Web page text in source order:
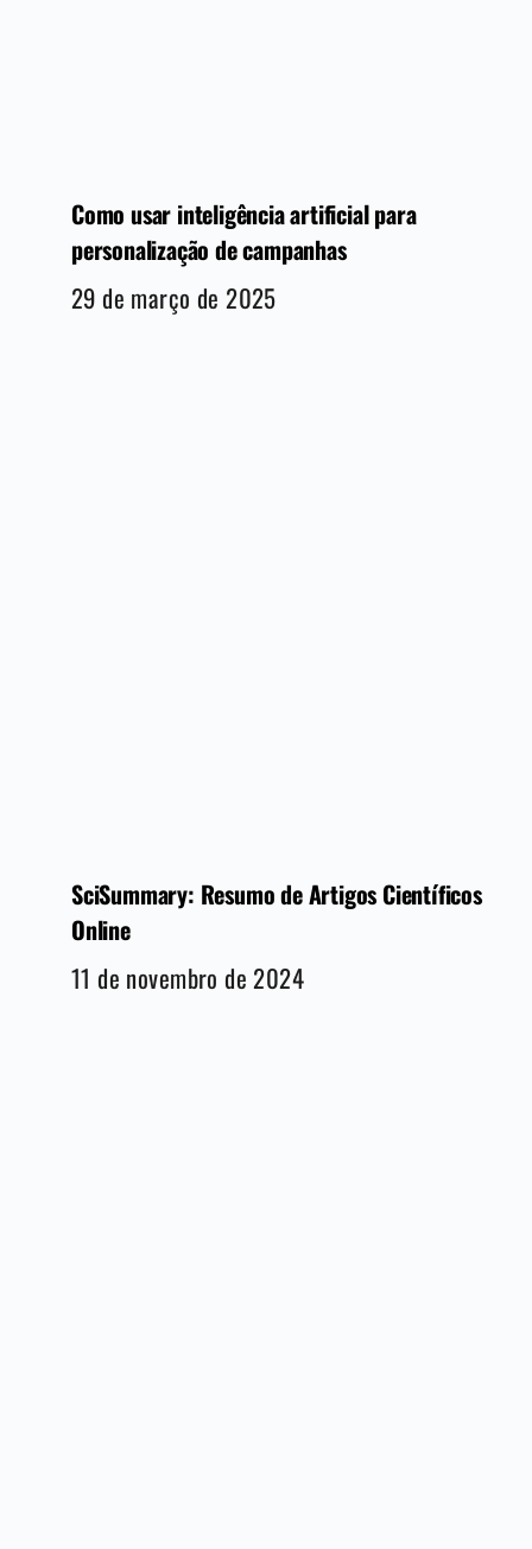
Como usar inteligência artificial para
personalização de campanhas
29 de março de 2025
SciSummary: Resumo de Artigos Científicos
Online
11 de novembro de 2024